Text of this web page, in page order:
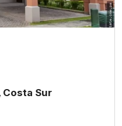
Costa Sur